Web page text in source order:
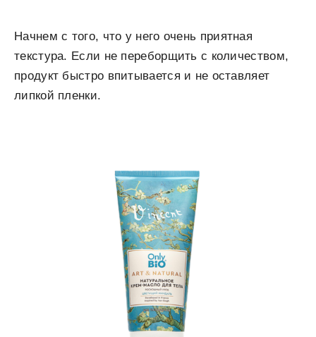
Начнем с того, что у него очень приятная
текстура. Если не переборщить с количеством,
продукт быстро впитывается и не оставляет
липкой пленки.